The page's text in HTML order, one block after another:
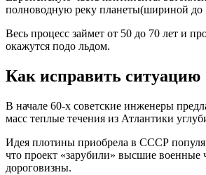
полноводную реку планеты(шириной до
Весь процесс займет от 50 до 70 лет и
окажутся подо льдом.
Как исправить ситуацию
В начале 60-х советские инженеры
масс теплые течения из Атлантики
Идея плотины приобрела в СССР
что проект «зарубили» высшие военные
дороговизны.